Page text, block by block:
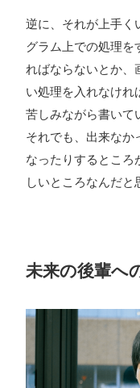
逆に、それが上手く
グラム上での処理を
ればならないとか、
い処理を入れなけれ
苦しみながら書いて
それでも、出来なか
なったりするところ
しいところなんだと
未来の後輩へ